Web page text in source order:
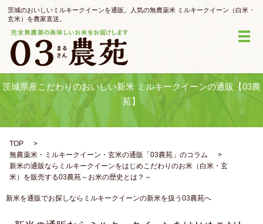
茨城のおいしいミルキークイーンを通販。人気の無農薬米 ミルキークイーン（白米・
玄米）を農家直送。
メ
茨城県産こだわりのおいしい新米 ミルキークイーンの通販【03農
苑】
TOP
無農薬米・ミルキークイーン・玄米の通販「03農苑」のコラム
新米の通販ならミルキークイーンをはじめこだわりのお米（白米・玄
米）を販売する03農苑～お米の歴史とは？～
新米を通販でお探しならミルキークイーンの新米を扱う03農苑へ